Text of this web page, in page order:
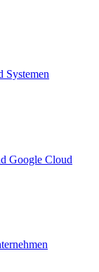
Systemen
Google Cloud